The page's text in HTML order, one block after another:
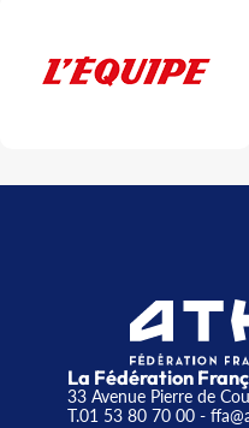
La Fédération
33 Avenue Pierre de
T.01 53 80 70 00-